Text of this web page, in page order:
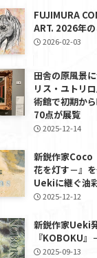
FUJIMURA
ART. 2026年
2026-02-03
田舎の原風景
リス・ユトリ
術館で初期か
70点が展覧
2025-12-14
新鋭作家Coco
花を灯す－』
Uekiに継ぐ油
2025-12-12
新鋭作家Ueki
『KOBOKU』
2025-09-13